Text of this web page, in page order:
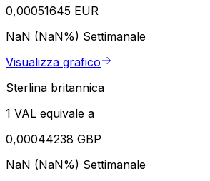
0,00051645 EUR
NaN (NaN%) Settimanale
Visualizza grafico
Sterlina britannica
1 VAL equivale a
0,00044238 GBP
NaN (NaN%) Settimanale